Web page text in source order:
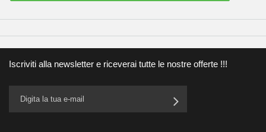
Iscriviti alla newsletter e riceverai tutte le nostre offerte !!!